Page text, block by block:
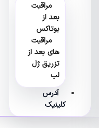
مراقبت
بعد از
بوتاکس
مراقبت
های بعد از
تزریق ژل
آدرس
کلینیک